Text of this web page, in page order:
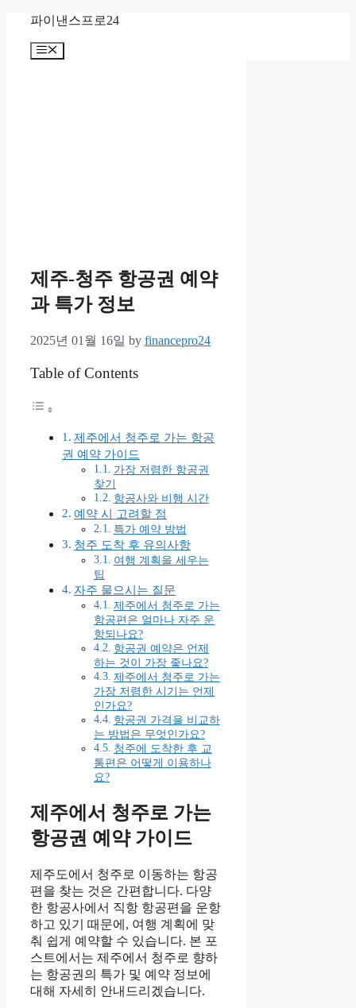
content
파이낸스프로24
Menu
제주-청주 항공권 예약
과 특가 정보
2025년 01월 16일 by financepro24
Table of Contents
제주에서 청주로 가는 항공
권 예약 가이드
가장 저렴한 항공권
찾기
항공사와 비행 시간
예약 시 고려할 점
특가 예약 방법
청주 도착 후 유의사항
여행 계획을 세우는
팁
자주 물으시는 질문
제주에서 청주로 가는
항공편은 얼마나 자주 운
항되나요?
항공권 예약은 언제
하는 것이 가장 좋나요?
제주에서 청주로 가는
가장 저렴한 시기는 언제
인가요?
항공권 가격을 비교하
는 방법은 무엇인가요?
청주에 도착한 후 교
통편은 어떻게 이용하나
요?
제주에서 청주로 가는
항공권 예약 가이드
제주도에서 청주로 이동하는 항공
편을 찾는 것은 간편합니다. 다양
한 항공사에서 직항 항공편을 운항
하고 있기 때문에, 여행 계획에 맞
춰 쉽게 예약할 수 있습니다. 본 포
스트에서는 제주에서 청주로 향하
는 항공권의 특가 및 예약 정보에
대해 자세히 안내드리겠습니다.